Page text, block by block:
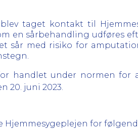
taget kontakt til
en sårbehandling udføres
sår med risiko for
handlet under normen for
20. juni 2023.
Hjemmesygeplejen for